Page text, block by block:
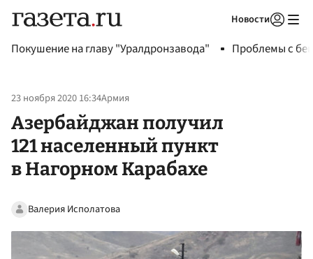
Новости
Покушение на главу "Уралдронзавода" Проблемы с
23 ноября 2020 16:34Армия
Азербайджан получил
121 населенный пункт
в Нагорном Карабахе
Валерия Исполатова